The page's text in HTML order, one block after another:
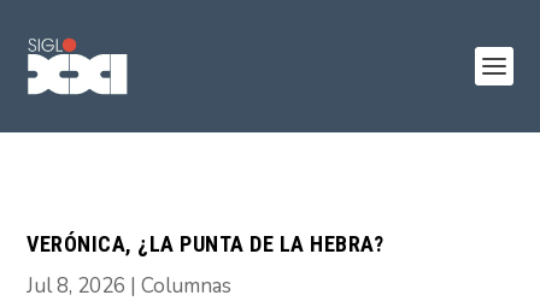
VERÓNICA, ¿LA PUNTA DE LA HEBRA?
Jul 8, 2026 |Columnas